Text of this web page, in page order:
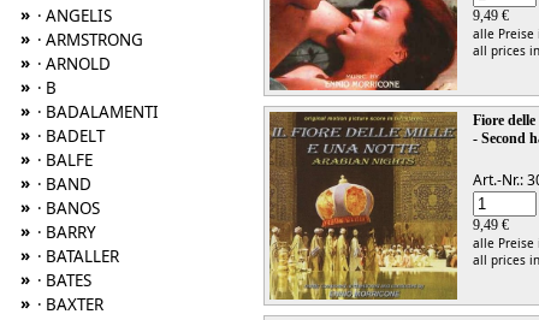
» · ANGELIS
» · ARMSTRONG
» · ARNOLD
» · B
» · BADALAMENTI
» · BADELT
» · BALFE
» · BAND
» · BANOS
» · BARRY
» · BATALLER
» · BATES
» · BAXTER
9,49 €
alle
all prices
Fiore
- Second
Art.-Nr.:
9,49 €
alle
all prices